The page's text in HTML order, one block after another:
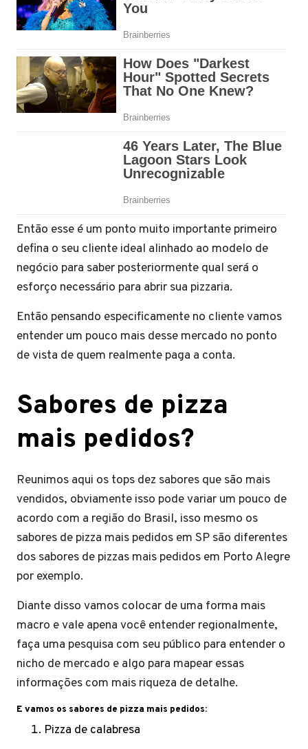
Então esse é um ponto muito importante primeiro
defina o seu cliente ideal alinhado ao modelo de
negócio para saber posteriormente qual será o
esforço necessário para abrir sua pizzaria.
Então pensando especificamente no cliente vamos
entender um pouco mais desse mercado no ponto
de vista de quem realmente paga a conta.
Sabores de pizza
mais pedidos?
Reunimos aqui os tops dez sabores que são mais
vendidos, obviamente isso pode variar um pouco de
acordo com a região do Brasil, isso mesmo os
sabores de pizza mais pedidos em SP são diferentes
dos sabores de pizzas mais pedidos em Porto Alegre
por exemplo.
Diante disso vamos colocar de uma forma mais
macro e vale apena você entender regionalmente,
faça uma pesquisa com seu público para entender o
nicho de mercado e algo para mapear essas
informações com mais riqueza de detalhe.
E vamos os sabores de pizza mais pedidos:
Pizza de calabresa